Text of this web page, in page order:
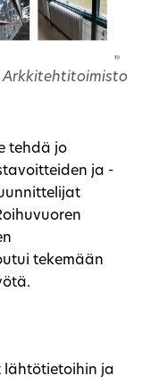
Arkkitehtitoimisto
tehdä jo
ja -
tekemään
lähtötietoihin ja